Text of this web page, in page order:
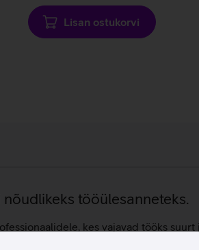
Lisan ostukorvi
tööülesanneteks.
kes vajavad tööks
kasutuse ning stabiilse töövoo